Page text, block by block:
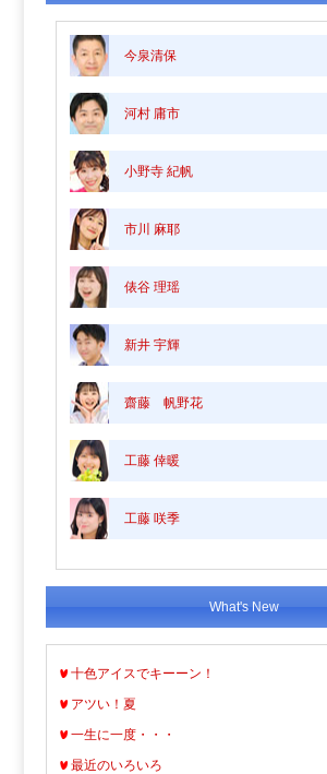
今泉清保
河村 庸市
小野寺 紀帆
市川 麻耶
俵谷 理瑶
新井 宇輝
齋藤 帆野花
工藤 倖暖
工藤 咲季
What's New
十色アイスでキーーン！
アツい！夏
一生に一度・・・
最近のいろいろ